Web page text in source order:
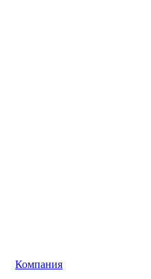
Компания